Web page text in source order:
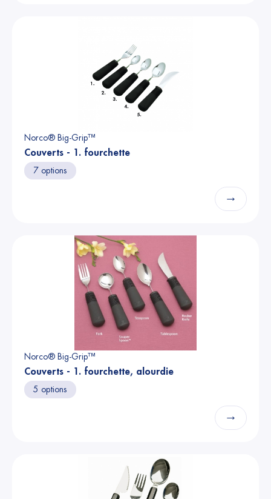
Norco® Big-Grip™
Couverts - 1. fourchette
7 options
→
Norco® Big-Grip™
Couverts - 1. fourchette, alourdie
5 options
→